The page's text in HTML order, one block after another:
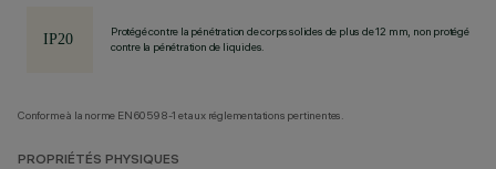
Protégé contre la pénétration de corps solides de plus de 12 mm, non protégé
contre la pénétration de liquides.
Conforme à la norme EN60598-1 et aux réglementations pertinentes.
PROPRIÉTÉS PHYSIQUES